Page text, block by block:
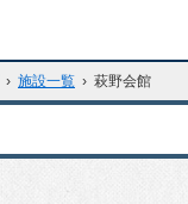
› 施設一覧 › 萩野会館